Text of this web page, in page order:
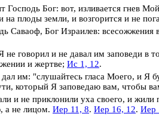
Господь Бог: вот, изливается гнев
на плоды земли, и возгорится и не
Саваоф, Бог Израилев:
говорил и не давал им заповеди в
и жертве; Ис 1, 12.
дал им: "слушайтесь гласа Моего, и
который Я заповедаю вам, чтобы
и не приклонили уха своего, и жили
а не лицом. Иер 11, 8. Иер 16, 12. Иер